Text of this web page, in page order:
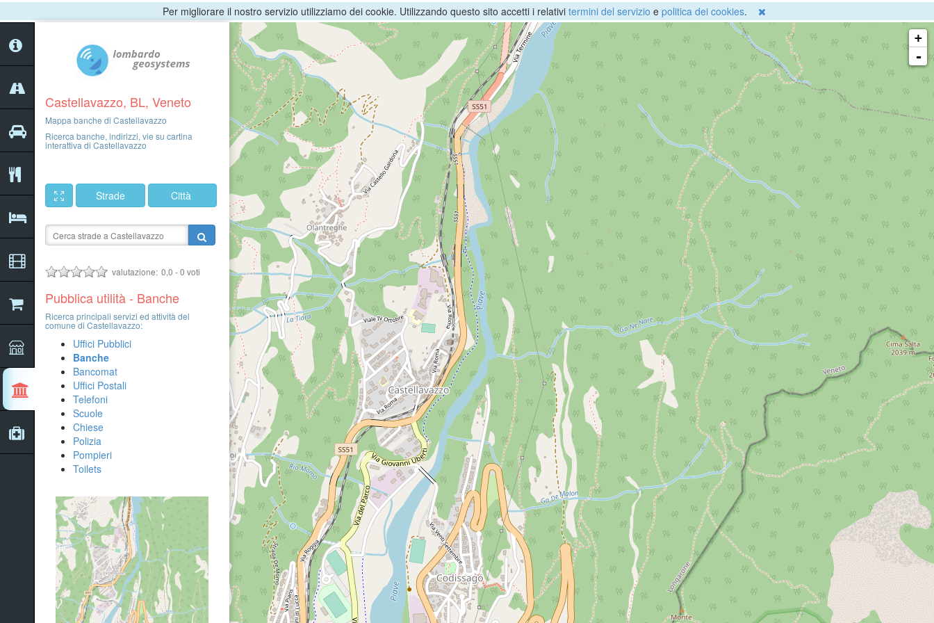
Per migliorare il nostro servizio utilizziamo dei cookie. Utilizzando questo sito accetti i relativi termini del servizio e politica dei cookies.
+
-
Castellavazzo, BL, Veneto
Mappa banche di Castellavazzo
Ricerca banche, indirizzi, vie su cartina
interattiva di Castellavazzo
Strade Città
valutazione: 0,0 -0 voti
Pubblica utilità - Banche
Ricerca principali servizi ed attività del
comune di Castellavazzo:
Uffici Pubblici
Banche
Bancomat
Uffici Postali
Telefoni
Scuole
Chiese
Polizia
Pompieri
Toilets